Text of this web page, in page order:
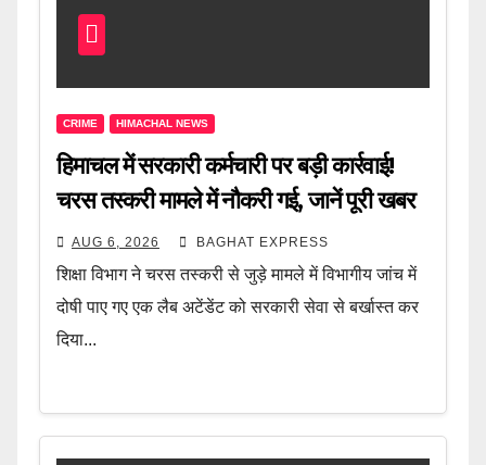
CRIME HIMACHAL NEWS
हिमाचल में सरकारी कर्मचारी पर बड़ी कार्रवाई!
चरस तस्करी मामले में नौकरी गई, जानें पूरी खबर
AUG 6, 2026 BAGHAT EXPRESS
शिक्षा विभाग ने चरस तस्करी से जुड़े मामले में विभागीय जांच में
दोषी पाए गए एक लैब अटेंडेंट को सरकारी सेवा से बर्खास्त कर
दिया...